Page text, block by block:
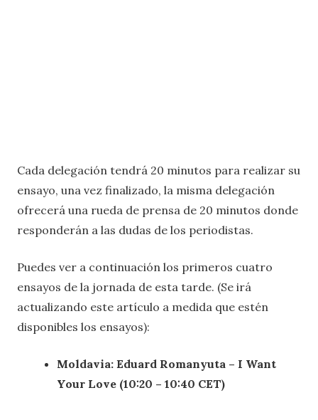
Cada delegación tendrá 20 minutos para realizar su
ensayo, una vez finalizado, la misma delegación
ofrecerá una rueda de prensa de 20 minutos donde
responderán a las dudas de los periodistas.
Puedes ver a continuación los primeros cuatro
ensayos de la jornada de esta tarde. (Se irá
actualizando este artículo a medida que estén
disponibles los ensayos):
Moldavia: Eduard Romanyuta – I Want
Your Love (10:20 – 10:40 CET)